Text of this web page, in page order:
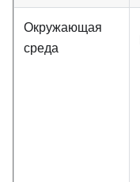
Окружающая
среда